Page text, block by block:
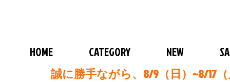
HOME CATEGORY NEW
誠に勝手ながら、8/9（日）~8/17